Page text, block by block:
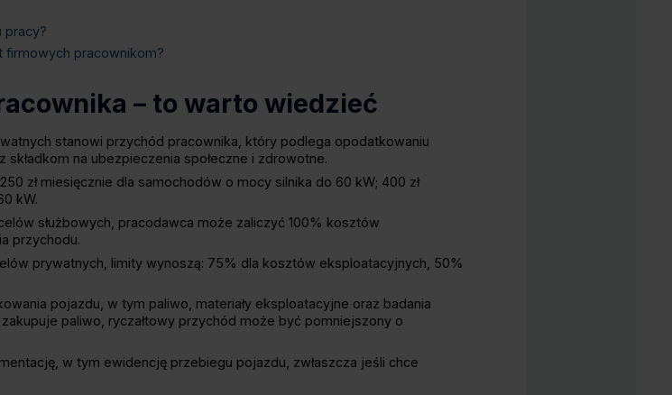
pracy?
firmowych pracownikom?
– to warto wiedzieć
stanowi przychód pracownika, który podlega opodatkowaniu
na ubezpieczenia społeczne i zdrowotne.
zł miesięcznie dla samochodów o mocy silnika do 60 kW; 400 zł
kW.
służbowych, pracodawca może zaliczyć 100% kosztów
przychodu.​
prywatnych, limity wynoszą: 75% dla kosztów eksploatacyjnych, 50%
pojazdu, w tym paliwo, materiały eksploatacyjne oraz badania
paliwo, ryczałtowy przychód może być pomniejszony o
w tym ewidencję przebiegu pojazdu, zwłaszcza jeśli chce